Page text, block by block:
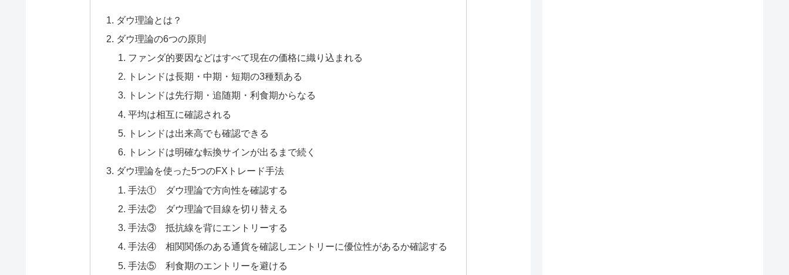
ダウ理論とは？
ダウ理論の6つの原則
ファンダ的要因などはすべて現在の価格に織り込まれる
トレンドは長期・中期・短期の3種類ある
トレンドは先行期・追随期・利食期からなる
平均は相互に確認される
トレンドは出来高でも確認できる
トレンドは明確な転換サインが出るまで続く
ダウ理論を使った5つのFXトレード手法
手法① ダウ理論で方向性を確認する
手法② ダウ理論で目線を切り替える
手法③ 抵抗線を背にエントリーする
手法④ 相関関係のある通貨を確認しエントリーに優位性があるか確認する
手法⑤ 利食期のエントリーを避ける